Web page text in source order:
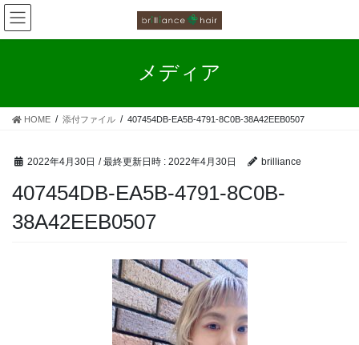
コ
ン
テ
ス
ナ
ビ
ゲ
ン
メディア
HOME 添付ファイル 407454DB-EA5B-4791-8C0B-38A42EEB0507
2022年4月30日 / 最終更新日時 : 2022年4月30日 brilliance
407454DB-EA5B-4791-8C0B-
38A42EEB0507
お客様の声
カラーファンタジー工程
お客様の声（カラーファンタジー）